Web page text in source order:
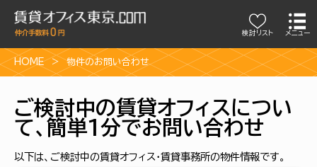
検討リスト メニュー
HOME 物件のお問い合わせ
ご検討中の賃貸オフィスについ
て、簡単1分でお問い合わせ
以下は、ご検討中の賃貸オフィス・賃貸事務所の物件情報です。